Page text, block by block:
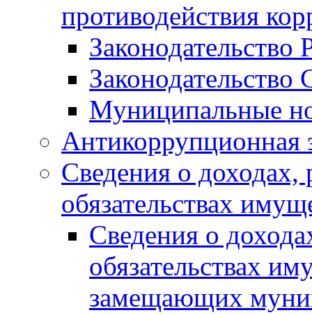
противодействия
Законодательство
Муниципальные
Антикоррупционная
Сведения о доходах,
обязательствах
Сведения о
обязательствах
замещающих